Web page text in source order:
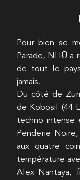
Pour bien se
Parade, NHŪ a
de tout le
jamais.
Du côté de
de Kobosil (44
techno intense
Penderie
aux quatre
température
Alex Nantaya,